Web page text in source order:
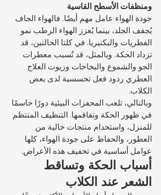
ومنظفات الأسطح القاسية
جودة الهواء عامل مهم أيضًا. فالهواء الجاف
يُجفف الجلد، بينما يُعزز الهواء الرطب نمو
الفطريات والبكتيريا. في كلتا الحالتين، قد
تزداد الحكة. وبالمثل، قد تُسبب معطرات
الجو والشموع والبخاخات وزيوت العلاج
العطري ردود فعل تحسسية لدى بعض
الكلاب.
وبالتالي، تلعب المحفزات البيئية دورًا حاسمًا
في ظهور الحكة وتفاقمها. التنظيف المنتظم
للمنزل، واستخدام منتجات خالية من
العطور، والحفاظ على جودة الهواء، كلها
عوامل أساسية في تخفيف هذه الأعراض.
أسباب الحكة وتساقط
الشعر عند الكلاب